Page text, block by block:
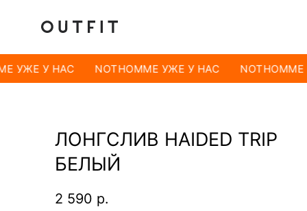
УЖЕ У НАС NOTHOMME УЖЕ У НАС
ЛОНГСЛИВ HAIDED TRIP
БЕЛЫЙ
2 590 р.